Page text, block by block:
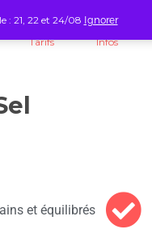
Tarifs Infos
et équilibrés
: 21, 22 et 24/08 Ignorer